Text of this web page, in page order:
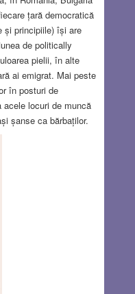
țară democratică
și principiile) își are
de politically
pielii, în alte
ai emigrat. Mai peste
în posturi de
locuri de muncă
șanse ca bărbaților.
legislație care cere
de posturi
să
acest punct și care
de vedere
rasist (dacă
personaj dintr-un